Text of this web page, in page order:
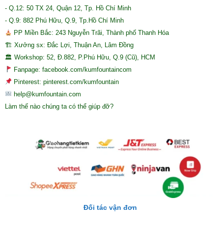
- Q.12: 50 TX 24, Quận 12, Tp. Hồ Chí Minh
- Q.9: 882 Phú Hữu, Q.9, Tp.Hồ Chí Minh
PP Miền Bắc: 243 Nguyễn Trãi, Thành phố Thanh Hóa
🏗 Xưởng sx: Đắc Lợi, Thuận An, Lâm Đồng
🏛 Workshop: 52, Đ.882, P.Phú Hữu, Q.9 (Cũ), HCM
Fanpage: facebook.com/kumfountaincom
Pinterest: pinterest.com/kumfountain
help@kumfountain.com
Làm thế nào chúng ta có thể giúp đỡ?
Đối tác vận đơn